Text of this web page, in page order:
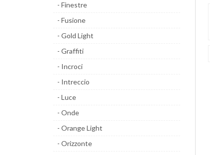
- Finestre
- Fusione
- Gold Light
- Graffiti
- Incroci
- Intreccio
- Luce
- Onde
- Orange Light
- Orizzonte